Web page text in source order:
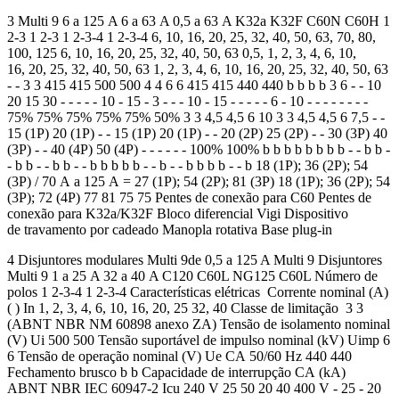
3 Multi 9 6 a 125 A 6 a 63 A 0,5 a 63 A K32a K32F C60N C60H 1
2-3 1 2-3 1 2-3-4 1 2-3-4 6, 10, 16, 20, 25, 32, 40, 50, 63, 70, 80,
100, 125 6, 10, 16, 20, 25, 32, 40, 50, 63 0,5, 1, 2, 3, 4, 6, 10,
16, 20, 25, 32, 40, 50, 63 1, 2, 3, 4, 6, 10, 16, 20, 25, 32, 40, 50, 63
- - 3 3 415 415 500 500 4 4 6 6 415 415 440 440 b b b b 3 6 - - 10
20 15 30 - - - - - 10 - 15 - 3 - - - 10 - 15 - - - - - 6 - 10 - - - - - - - -
75% 75% 75% 75% 75% 50% 3 3 4,5 4,5 6 10 3 3 4,5 4,5 6 7,5 - -
15 (1P) 20 (1P) - - 15 (1P) 20 (1P) - - 20 (2P) 25 (2P) - - 30 (3P) 40
(3P) - - 40 (4P) 50 (4P) - - - - - - 100% 100% b b b b b b b b - - b b -
- b b - - b b - - b b b b b - - b - - b b b b - - b 18 (1P); 36 (2P); 54
(3P) / 70 A a 125 A = 27 (1P); 54 (2P); 81 (3P) 18 (1P); 36 (2P); 54
(3P); 72 (4P) 77 81 75 75 Pentes de conexão para C60 Pentes de
conexão para K32a/K32F Bloco diferencial Vigi Dispositivo
de travamento por cadeado Manopla rotativa Base plug-in
4 Disjuntores modulares Multi 9de 0,5 a 125 A Multi 9 Disjuntores
Multi 9 1 a 25 A 32 a 40 A C120 C60L NG125 C60L Número de
polos 1 2-3-4 1 2-3-4 Características elétricas Corrente nominal (A)
( ) In 1, 2, 3, 4, 6, 10, 16, 20, 25 32, 40 Classe de limitação 3 3
(ABNT NBR NM 60898 anexo ZA) Tensão de isolamento nominal
(V) Ui 500 500 Tensão suportável de impulso nominal (kV) Uimp 6
6 Tensão de operação nominal (V) Ue CA 50/60 Hz 440 440
Fechamento brusco b b Capacidade de interrupção CA (kA)
ABNT NBR IEC 60947-2 Icu 240 V 25 50 20 40 400 V - 25 - 20